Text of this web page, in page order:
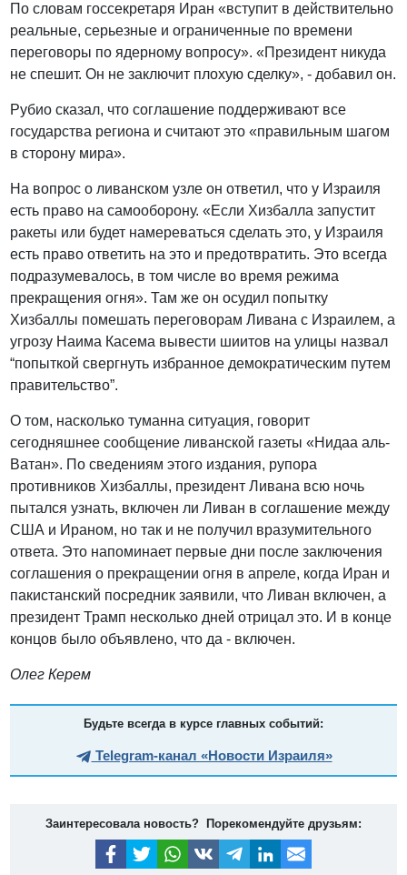
По словам госсекретаря Иран «вступит в действительно
реальные, серьезные и ограниченные по времени
переговоры по ядерному вопросу». «Президент никуда
не спешит. Он не заключит плохую сделку», - добавил он.
Рубио сказал, что соглашение поддерживают все
государства региона и считают это «правильным шагом
в сторону мира».
На вопрос о ливанском узле он ответил, что у Израиля
есть право на самооборону. «Если Хизбалла запустит
ракеты или будет намереваться сделать это, у Израиля
есть право ответить на это и предотвратить. Это всегда
подразумевалось, в том числе во время режима
прекращения огня». Там же он осудил попытку
Хизбаллы помешать переговорам Ливана с Израилем, а
угрозу Наима Касема вывести шиитов на улицы назвал
“попыткой свергнуть избранное демократическим путем
правительство”.
О том, насколько туманна ситуация, говорит
сегодняшнее сообщение ливанской газеты «Нидаа аль-
Ватан». По сведениям этого издания, рупора
противников Хизбаллы, президент Ливана всю ночь
пытался узнать, включен ли Ливан в соглашение между
США и Ираном, но так и не получил вразумительного
ответа. Это напоминает первые дни после заключения
соглашения о прекращении огня в апреле, когда Иран и
пакистанский посредник заявили, что Ливан включен, а
президент Трамп несколько дней отрицал это. И в конце
концов было объявлено, что да - включен.
Олег Керем
Будьте всегда в курсе главных событий:
Telegram-канал «Новости Израиля»
Заинтересовала новость? Порекомендуйте друзьям: